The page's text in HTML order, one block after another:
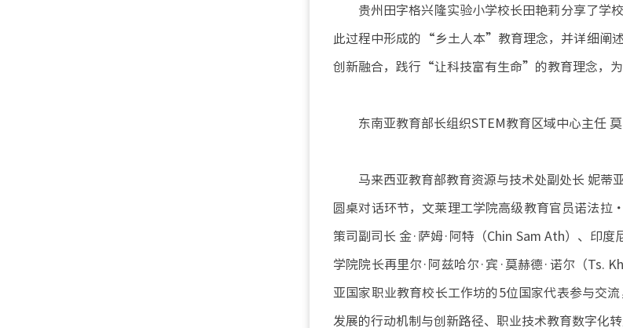
贵州田字格兴隆实验小学校长田艳莉分享了学
此过程中形成的“乡土人本”教育理念，并详细阐
创新融合，践行“让科技富有生命”的教育理念，为
东南亚教育部长组织STEM教育区域中心主任
马来西亚教育部教育资源与技术处副处长 妮
圆桌对话环节，文莱理工学院高级教育官员诺法
策司副司长 金·萨姆·阿特（Chin Sam Ath）、印
学院院长再里尔·阿兹哈尔·宾·莫赫德·诺尔（Ts.
亚国家职业教育校长工作坊的5位国家代表参与交
发展的行动机制与创新路径、职业技术教育数字化